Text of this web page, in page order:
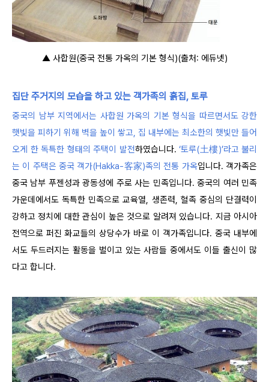
▲ 사합원(중국 전통 가옥의 기본 형식)(출처: 에듀넷)
집단 주거지의 모습을 하고 있는 객가족의 흙집, 토루
중국의 남부 지역에서는 사합원 가옥의 기본 형식을 따르면서도 강한
햇빛을 피하기 위해 벽을 높이 쌓고, 집 내부에는 최소한의 햇빛만 들어
오게 한 독특한 형태의 주택이 발전하였습니다. ‘토루(土樓)’라고 불리
는 이 주택은 중국 객가(Hakka-客家)족의 전통 가옥입니다. 객가족은
중국 남부 푸젠성과 광동성에 주로 사는 민족입니다. 중국의 여러 민족
가운데에서도 독특한 민족으로 교육열, 생존력, 혈족 중심의 단결력이
강하고 정치에 대한 관심이 높은 것으로 알려져 있습니다. 지금 아시아
전역으로 퍼진 화교들의 상당수가 바로 이 객가족입니다. 중국 내부에
서도 두드러지는 활동을 벌이고 있는 사람들 중에서도 이들 출신이 많
다고 합니다.